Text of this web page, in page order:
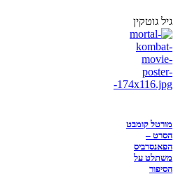
גיל גוטקין
מורטל קומבט
הסרט –
הפאנסרביס
משתלט על
הסיפור